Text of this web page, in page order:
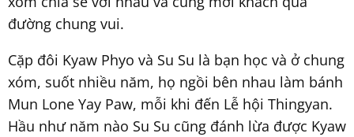
đường chung vui.
Cặp đôi Kyaw Phyo và Su Su là bạn học và ở chung
xóm, suốt nhiều năm, họ ngồi bên nhau làm bánh
Mun Lone Yay Paw, mỗi khi đến Lễ hội Thingyan.
Hầu như năm nào Su Su cũng đánh lừa được Kyaw